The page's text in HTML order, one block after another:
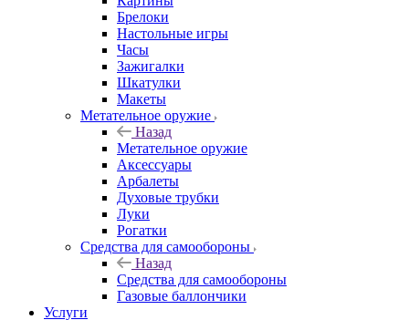
Брелоки
Настольные игры
Часы
Зажигалки
Шкатулки
Макеты
Метательное оружие
Назад
Метательное оружие
Аксессуары
Арбалеты
Духовые трубки
Луки
Рогатки
Средства для самообороны
Назад
Средства для самообороны
Газовые баллончики
Услуги